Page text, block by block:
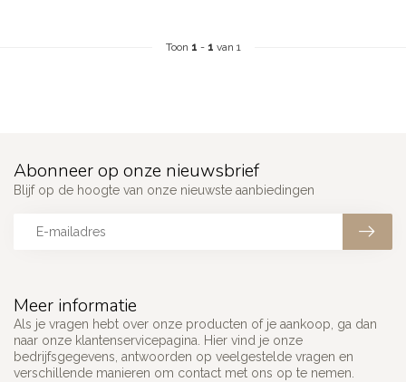
Toon 1 - 1 van 1
Meer informatie
Als je vragen hebt over onze producten of je aankoop, ga dan
naar onze klantenservicepagina. Hier vind je onze
bedrijfsgegevens, antwoorden op veelgestelde vragen en
verschillende manieren om contact met ons op te nemen.
Abonneer op onze nieuwsbrief
Blijf op de hoogte van onze nieuwste aanbiedingen